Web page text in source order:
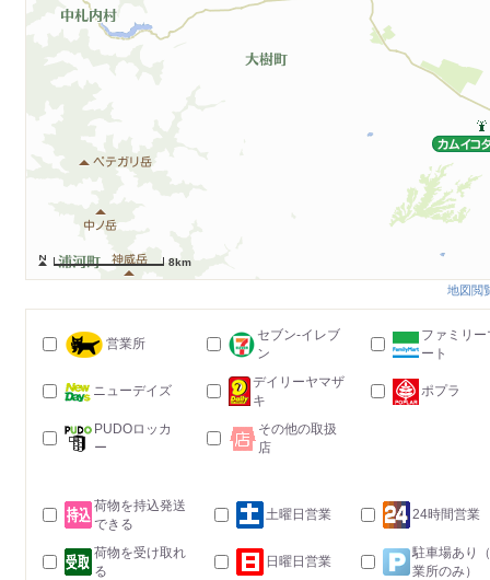
8km
地図閲
営業所
セブン-イレブ
ン
ファミリー
ート
ニューデイズ
デイリーヤマザ
キ
ポプラ
PUDOロッカ
ー
その他の取扱
店
荷物を持込発送
できる
土曜日営業 24時間営業
荷物を受け取れ
る
日曜日営業
駐車場あり
業所のみ）